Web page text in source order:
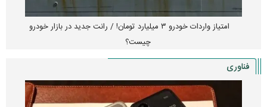
امتیاز واردات خودرو ۳ میلیارد تومان! / رانت جدید در بازار خودرو
چیست؟
فناوری